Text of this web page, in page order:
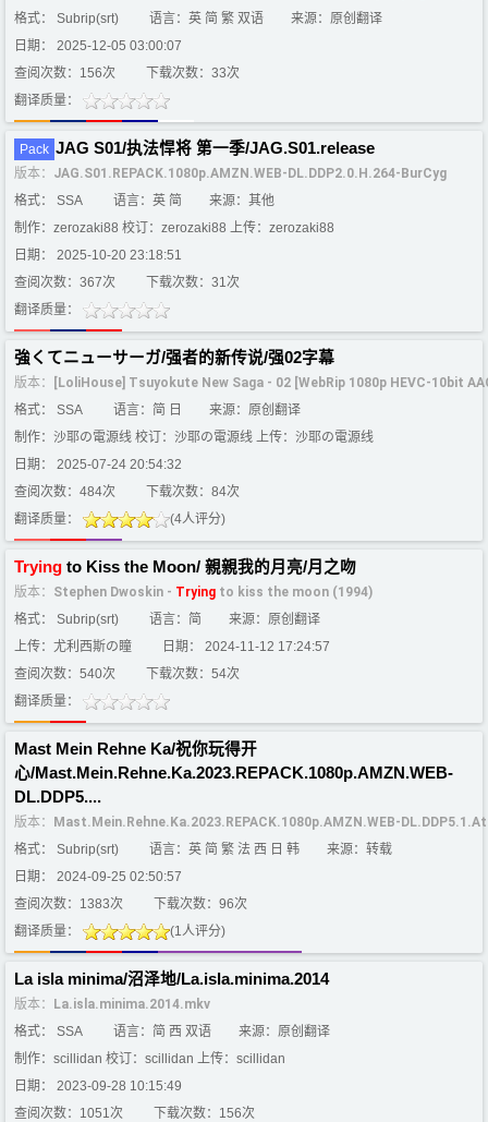
格式： Subrip(srt)
语言：英 简 繁 双语
来源：原创翻译
日期： 2025-12-05 03:00:07
查阅次数：156次
下载次数：33次
翻译质量：
Pack JAG S01/执法悍将 第一季/JAG.S01.release
版本： JAG.S01.REPACK.1080p.AMZN.WEB-DL.DDP2.0.H.264-BurCyg
格式： SSA
语言：英 简
来源：其他
制作：zerozaki88 校订：zerozaki88 上传：zerozaki88
日期： 2025-10-20 23:18:51
查阅次数：367次
下载次数：31次
翻译质量：
強くてニューサーガ/强者的新传说/强02字幕
版本：
[LoliHouse] Tsuyokute New Saga - 02 [WebRip 1080p HEVC-10bit
格式： SSA
语言：简 日
来源：原创翻译
制作：沙耶の電源线 校订：沙耶の電源线 上传：沙耶の電源线
日期： 2025-07-24 20:54:32
查阅次数：484次
下载次数：84次
翻译质量：
(4人评分)
Trying to Kiss the Moon/ 親親我的月亮/月之吻
版本： Stephen Dwoskin - Trying to kiss the moon (1994)
格式： Subrip(srt)
语言：简
来源：原创翻译
上传：尤利西斯の瞳
日期： 2024-11-12 17:24:57
查阅次数：540次
下载次数：54次
翻译质量：
Mast Mein Rehne Ka/祝你玩得开
心/Mast.Mein.Rehne.Ka.2023.REPACK.1080p.AMZN.WEB-
DL.DDP5....
版本：
Mast.Mein.Rehne.Ka.2023.REPACK.1080p.AMZN.WEB-
格式： Subrip(srt)
语言：英 简 繁 法 西 日 韩
来源：转载
日期： 2024-09-25 02:50:57
查阅次数：1383次
下载次数：96次
翻译质量：
(1人评分)
La isla minima/沼泽地/La.isla.minima.2014
版本：
La.isla.minima.2014.mkv
格式： SSA
语言：简 西 双语
来源：原创翻译
制作：scillidan 校订：scillidan 上传：scillidan
日期： 2023-09-28 10:15:49
查阅次数：1051次
下载次数：156次